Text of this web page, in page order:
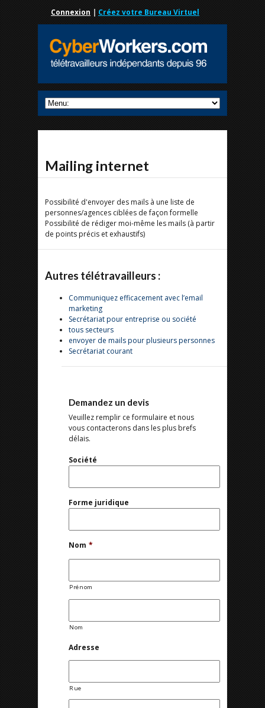
Connexion | Créez votre Bureau Virtuel
Mailing internet
Possibilité d'envoyer des mails à une liste de
personnes/agences ciblées de façon formelle
Possibilité de rédiger moi-même les mails (à partir
de points précis et exhaustifs)
Autres télétravailleurs :
Communiquez efficacement avec l’email
marketing
Secrétariat pour entreprise ou société
tous secteurs
envoyer de mails pour plusieurs personnes
Secrétariat courant
Demandez un devis
Veuillez remplir ce formulaire et nous
vous contacterons dans les plus brefs
délais.
Société
Forme juridique
Nom *
Prénom
Nom
Adresse
Rue